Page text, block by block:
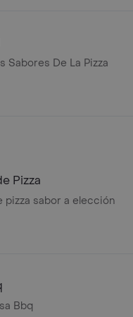
Sabores De La Pizza
Pizza
pizza sabor a elección
Bbq